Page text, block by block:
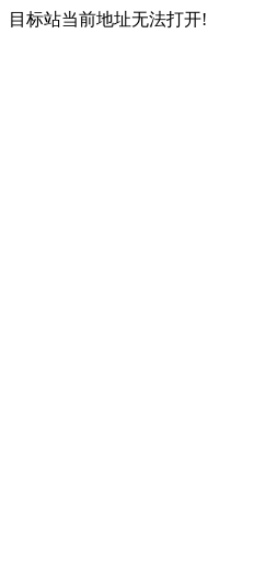
目标站当前地址无法打开!